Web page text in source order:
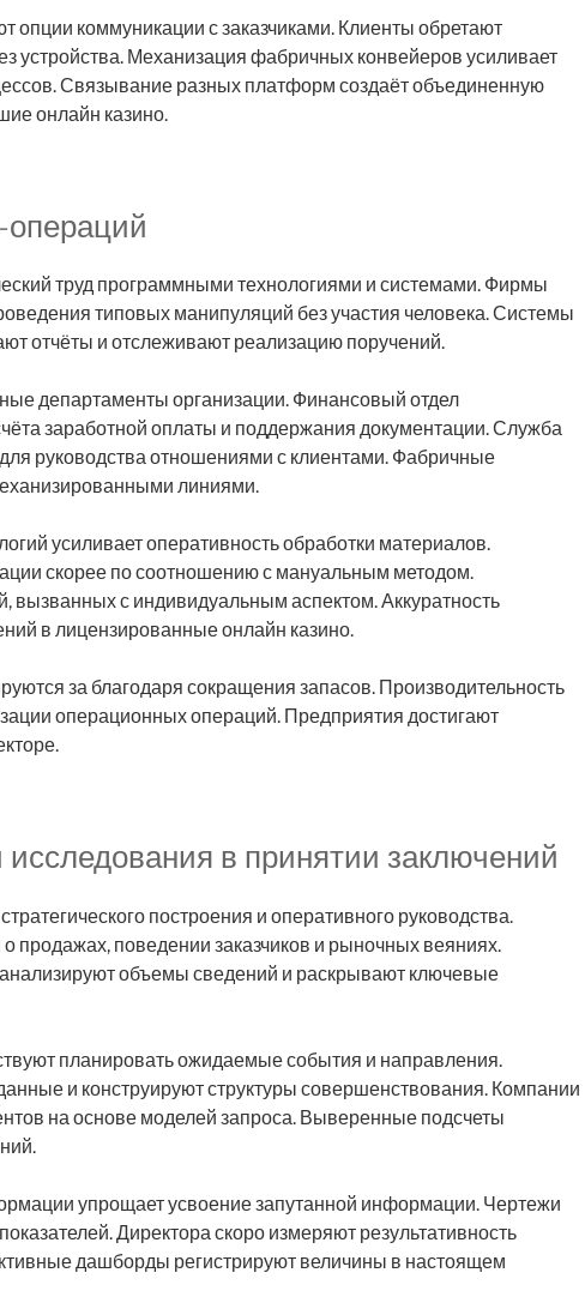
коммуникации с заказчиками. Клиенты обретают
устройства. Механизация фабричных конвейеров усиливает
Связывание разных платформ создаёт объединенную
онлайн казино.
труд программными технологиями и системами. Фирмы
типовых манипуляций без участия человека. Системы
отчёты и отслеживают реализацию поручений.
департаменты организации. Финансовый отдел
заработной оплаты и поддержания документации. Служба
руководства отношениями с клиентами. Фабричные
линиями.
усиливает оперативность обработки материалов.
скорее по соотношению с мануальным методом.
вызванных с индивидуальным аспектом. Аккуратность
в лицензированные онлайн казино.
за благодаря сокращения запасов. Производительность
операционных операций. Предприятия достигают
в принятии заключений
построения и оперативного руководства.
продажах, поведении заказчиков и рыночных веяниях.
объемы сведений и раскрывают ключевые
планировать ожидаемые события и направления.
и конструируют структуры совершенствования. Компании
на основе моделей запроса. Выверенные подсчеты
упрощает усвоение запутанной информации. Чертежи
Директора скоро измеряют результативность
дашборды регистрируют величины в настоящем